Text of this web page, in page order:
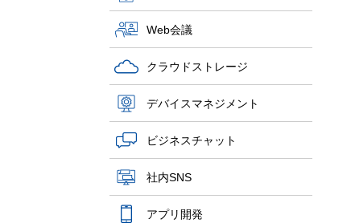
Web会議
クラウドストレージ
デバイスマネジメント
ビジネスチャット
社内SNS
アプリ開発